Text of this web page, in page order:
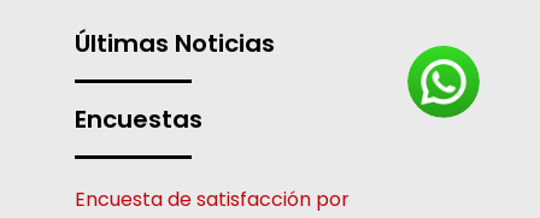
Últimas Noticias
Encuestas
Encuesta de satisfacción por